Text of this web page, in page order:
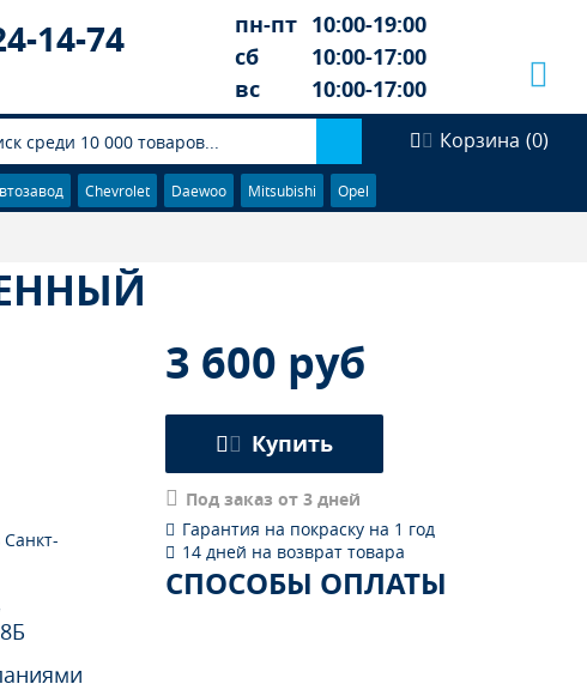
14-74 пн-пт 10:00-19:00
сб
10:00-17:00
вс
10:00-17:00
Корзина (0)
Chevrolet Daewoo Mitsubishi Opel
3 600 руб
Купить
Под заказ от 3 дней
Гарантия на покраску на 1 год
14 дней на возврат товара
СПОСОБЫ ОПЛАТЫ